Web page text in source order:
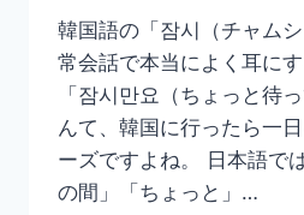
韓国語の「잠시（チャム
常会話で本当によく耳にす
「잠시만요（ちょっと待
んて、韓国に行ったら一
ーズですよね。 日本語で
の間」「ちょっと」…